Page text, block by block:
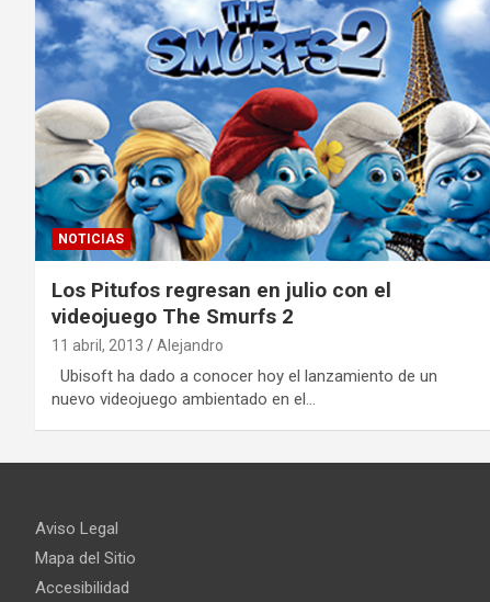
NOTICIAS
Los Pitufos regresan en julio con el
videojuego The Smurfs 2
11 abril, 2013 Alejandro
Ubisoft ha dado a conocer hoy el lanzamiento de un
nuevo videojuego ambientado en el…
Aviso Legal
Mapa del Sitio
Accesibilidad